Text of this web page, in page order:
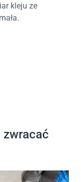
kleju ze
zwracać